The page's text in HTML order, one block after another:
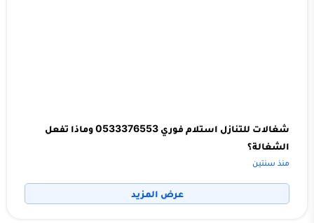
شغالات للتنازل استلام فوري 0533376553 وماذا تفعل
الشغالة؟
منذ سنتين
عرض المزيد